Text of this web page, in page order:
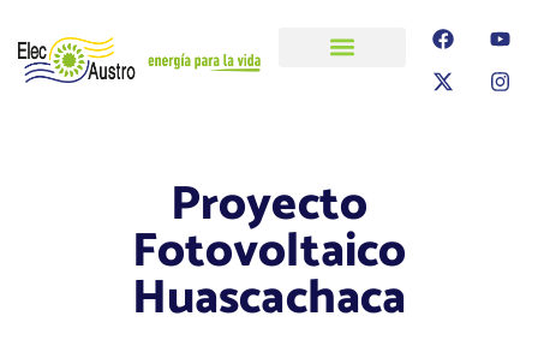
Proyecto
Fotovoltaico
Huascachaca